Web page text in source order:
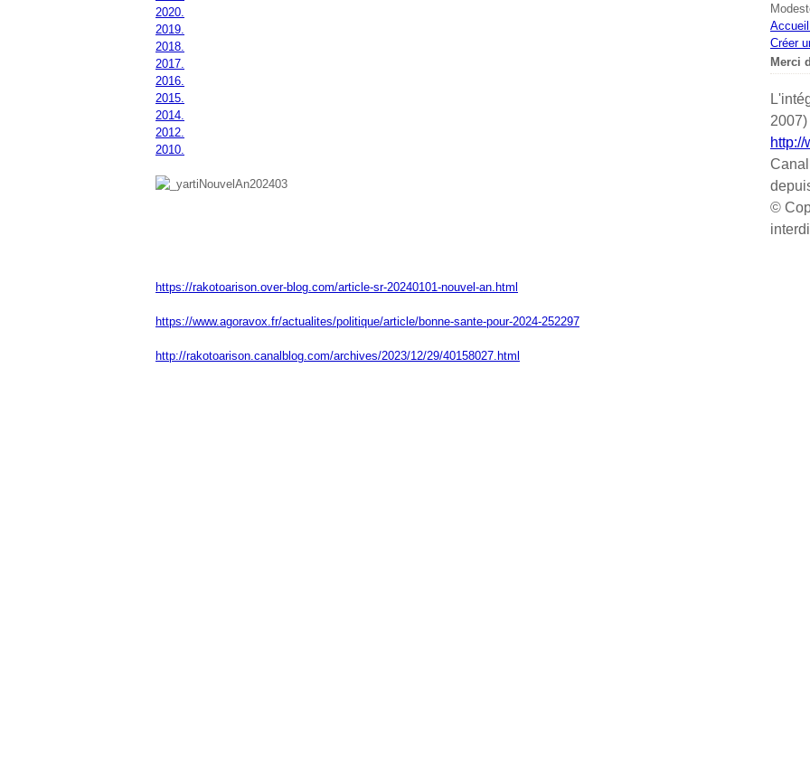
2020.
2019.
2018.
2017.
2016.
2015.
2014.
2012.
2010.
https://rakotoarison.over-blog.com/article-sr-20240101-nouvel-an.html
https://www.agoravox.fr/actualites/politique/article/bonne-sante-pour-2024-252297
http://rakotoarison.canalblog.com/archives/2023/12/29/40158027.html
Créer
Merci
©